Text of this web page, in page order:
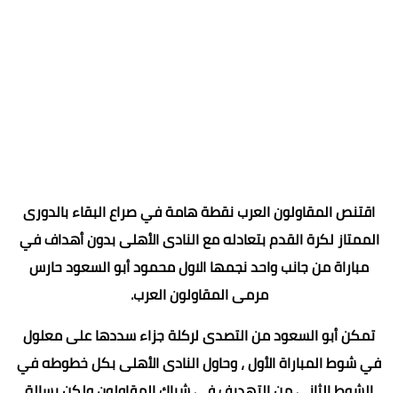
اقتنص المقاولون العرب نقطة هامة في صراع البقاء بالدورى
الممتاز لكرة القدم بتعادله مع النادى الأهلى بدون أهداف في
مباراة من جانب واحد نجمها الاول محمود أبو السعود حارس
مرمى المقاولون العرب.
تمكن أبو السعود من التصدى لركلة جزاء سددها على معلول
في شوط المباراة الأول ، وحاول النادى الأهلى بكل خطوطه في